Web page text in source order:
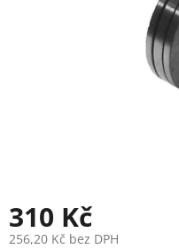
310 Kč
256,20 Kč bez DPH